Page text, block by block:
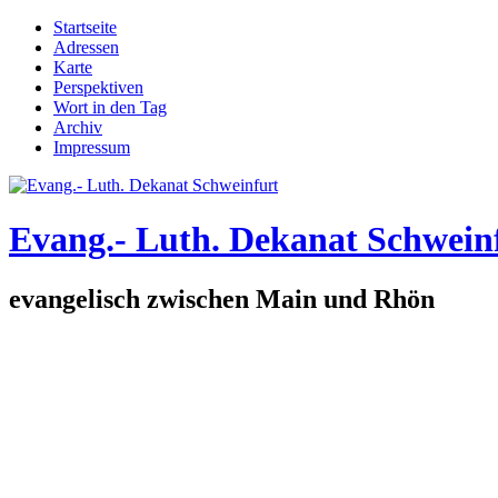
Direkt zum Inhalt
Hauptmenü
Startseite
Adressen
Karte
Perspektiven
Wort in den Tag
Archiv
Impressum
Evang.- Luth. Dekanat
evangelisch zwischen Main und Rhön